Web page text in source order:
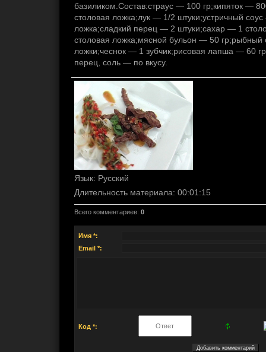
базиликом.Состав:страус — 100 гр;кипяток —
столовая ложка;лук — 1/2 штуки;устричный
ложка;сладкий перец — 2 штуки;сахар — 1
столовая ложка;мясной бульон — 50
ложки;чеснок — 1 зубчик;рисовая лапша — 60
перец, соль — по вкусу.
Язык: Русский
Длительность материала: 00:01:15
Всего комментариев: 0
Имя *:
Email *:
Код *: